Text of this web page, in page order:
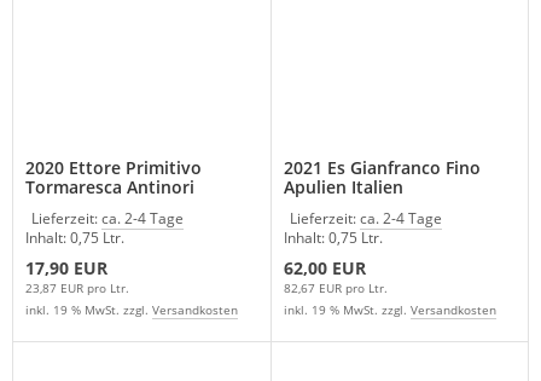
2020 Ettore Primitivo
Tormaresca Antinori
Lieferzeit:ca. 2-4 Tage
Inhalt: 0,75 Ltr.
17,90 EUR
23,87 EUR pro Ltr.
inkl. 19 % MwSt. zzgl. Versandkosten
2021 Es Gianfranco Fino
Apulien Italien
Lieferzeit:ca. 2-4 Tage
Inhalt: 0,75 Ltr.
62,00 EUR
82,67 EUR pro Ltr.
inkl. 19 % MwSt. zzgl. Versandkosten